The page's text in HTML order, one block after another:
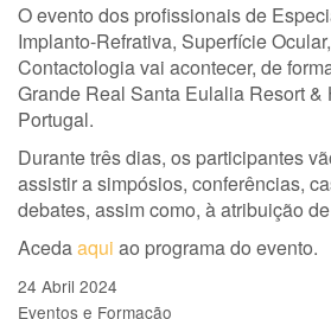
O evento dos profissionais de
Implanto-Refrativa, Superfície
Contactologia vai acontecer, de
Grande Real Santa Eulalia Resort &
Portugal.
Durante três dias, os participantes
assistir a simpósios, conferências,
debates, assim como, à atribuição
Acedaaqui ao programa do evento.
24 Abril 2024
Eventos e Formação